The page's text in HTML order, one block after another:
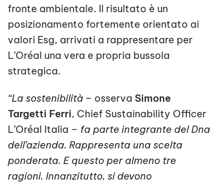
fronte ambientale. Il risultato è un
posizionamento fortemente orientato ai
valori Esg, arrivati a rappresentare per
L’Oréal una vera e propria bussola
strategica.
“La sostenibilità– osserva Simone
Targetti Ferri, Chief Sustainability Officer
L’Oréal Italia – fa parte integrante del Dna
dell’azienda. Rappresenta una scelta
ponderata. E questo per almeno tre
ragioni. Innanzitutto, si devono